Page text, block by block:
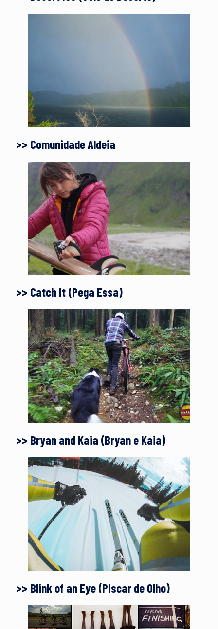
>> Comunidade Aldeia
>> Catch It (Pega Essa)
>> Bryan and Kaia (Bryan e Kaia)
>> Blink of an Eye (Piscar de Olho)